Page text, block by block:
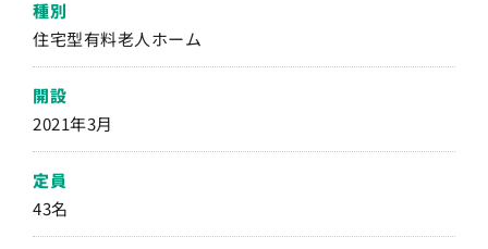
種別
住宅型有料老人ホーム
開設
2021年3月
定員
43名